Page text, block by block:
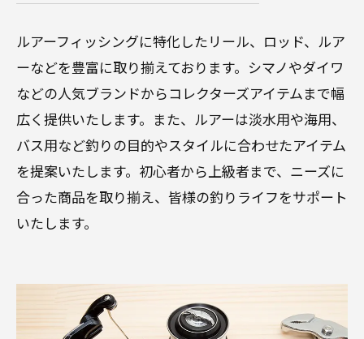
ルアーフィッシングに特化したリール、ロッド、ルア
ーなどを豊富に取り揃えております。シマノやダイワ
などの人気ブランドからコレクターズアイテムまで幅
広く提供いたします。また、ルアーは淡水用や海用、
バス用など釣りの目的やスタイルに合わせたアイテム
を提案いたします。初心者から上級者まで、ニーズに
合った商品を取り揃え、皆様の釣りライフをサポート
いたします。